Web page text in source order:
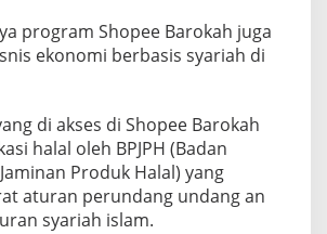
program Shopee Barokah juga
ekonomi berbasis syariah di
di akses di Shopee Barokah
halal oleh BPJPH (Badan
Produk Halal) yang
aturan perundang undang an
syariah islam.